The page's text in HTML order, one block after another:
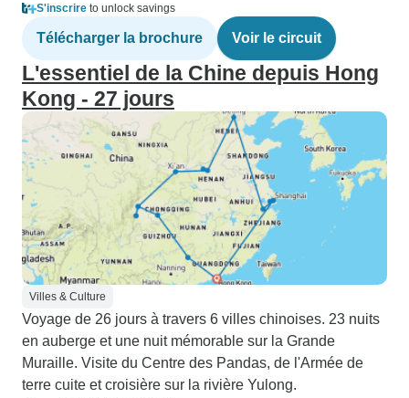
S'inscrire to unlock savings
Télécharger la brochure Voir le circuit
L'essentiel de la Chine depuis Hong
Kong - 27 jours
Villes & Culture
Voyage de 26 jours à travers 6 villes chinoises. 23 nuits
en auberge et une nuit mémorable sur la Grande
Muraille. Visite du Centre des Pandas, de l'Armée de
terre cuite et croisière sur la rivière Yulong.